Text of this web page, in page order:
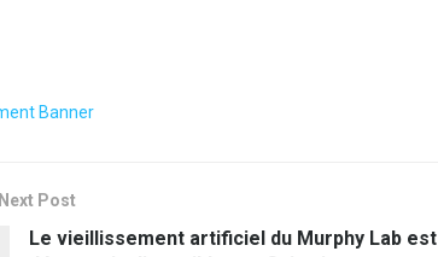
Next Post
Le vieillissement artificiel du Murphy Lab est